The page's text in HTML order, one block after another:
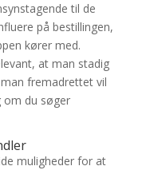
til de
på bestillingen,
kører med.
at man stadig
fremadrettet vil
om du søger
muligheder for at